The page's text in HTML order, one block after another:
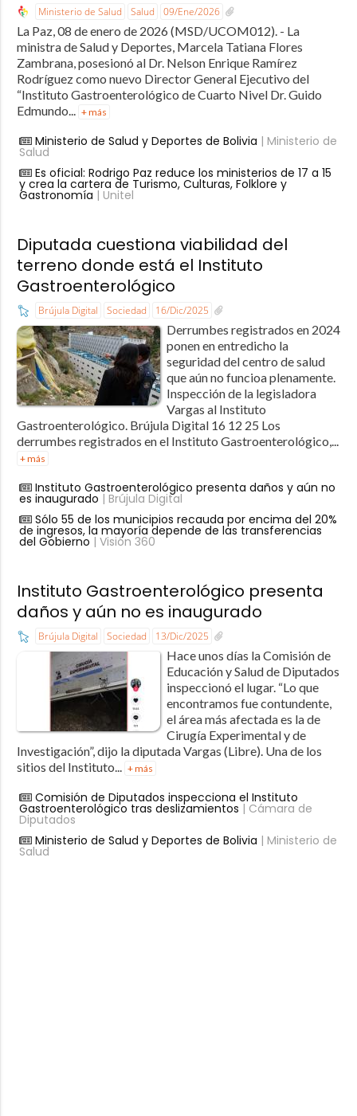
Ministerio de Salud Salud 09/Ene/2026
La Paz, 08 de enero de 2026 (MSD/UCOM012). - La
ministra de Salud y Deportes, Marcela Tatiana Flores
Zambrana, posesionó al Dr. Nelson Enrique Ramírez
Rodríguez como nuevo Director General Ejecutivo del
“Instituto Gastroenterológico de Cuarto Nivel Dr. Guido
Edmundo... + más
Ministerio de Salud y Deportes de Bolivia | Ministerio de
Salud
Es oficial: Rodrigo Paz reduce los ministerios de 17 a 15
y crea la cartera de Turismo, Culturas, Folklore y
Gastronomía | Unitel
Diputada cuestiona viabilidad del
terreno donde está el Instituto
Gastroenterológico
Brújula Digital Sociedad 16/Dic/2025
Derrumbes registrados en 2024
ponen en entredicho la
seguridad del centro de salud
que aún no funcioa plenamente.
Inspección de la legisladora
Vargas al Instituto
Gastroenterológico. Brújula Digital 16 12 25 Los
derrumbes registrados en el Instituto Gastroenterológico,...
+ más
Instituto Gastroenterológico presenta daños y aún no
es inaugurado | Brújula Digital
Sólo 55 de los municipios recauda por encima del 20%
de ingresos, la mayoría depende de las transferencias
del Gobierno | Visión 360
Instituto Gastroenterológico presenta
daños y aún no es inaugurado
Brújula Digital Sociedad 13/Dic/2025
Hace unos días la Comisión de
Educación y Salud de Diputados
inspeccionó el lugar. “Lo que
encontramos fue contundente,
el área más afectada es la de
Cirugía Experimental y de
Investigación”, dijo la diputada Vargas (Libre). Una de los
sitios del Instituto... + más
Comisión de Diputados inspecciona el Instituto
Gastroenterológico tras deslizamientos | Cámara de
Diputados
Ministerio de Salud y Deportes de Bolivia | Ministerio de
Salud